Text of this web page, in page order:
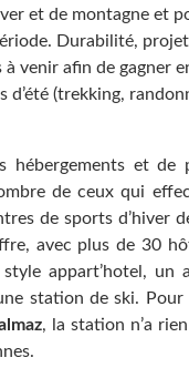
et de montagne et
Durabilité,
à venir afin de gagner
d’été (trekking,
hébergements et
de ceux qui
de sports d’hiver
avec plus de 30
style appart’hotel,
station de ski.
, la station n’a